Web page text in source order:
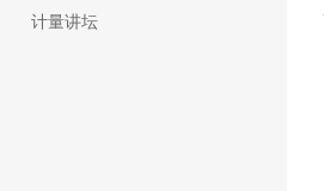
计量讲坛